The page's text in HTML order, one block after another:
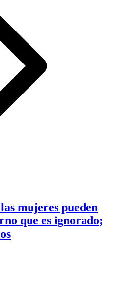
mujeres pueden
que es ignorado;